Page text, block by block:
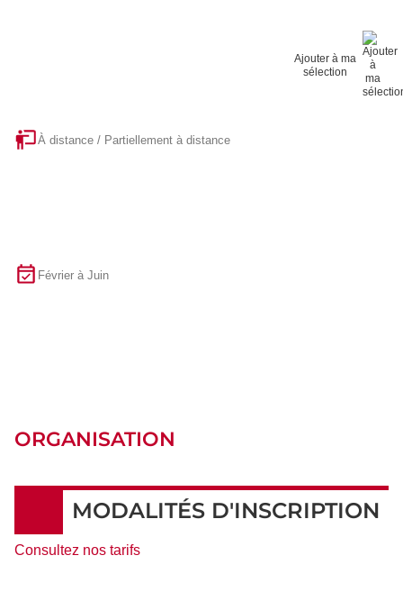
Ajouter à ma
sélection
À distance / Partiellement à distance
Février à Juin
ORGANISATION
MODALITÉS D'INSCRIPTION
Consultez nos tarifs